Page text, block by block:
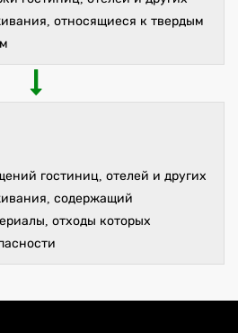
относящиеся к твердым
гостиниц, отелей и других
содержащий
отходы которых